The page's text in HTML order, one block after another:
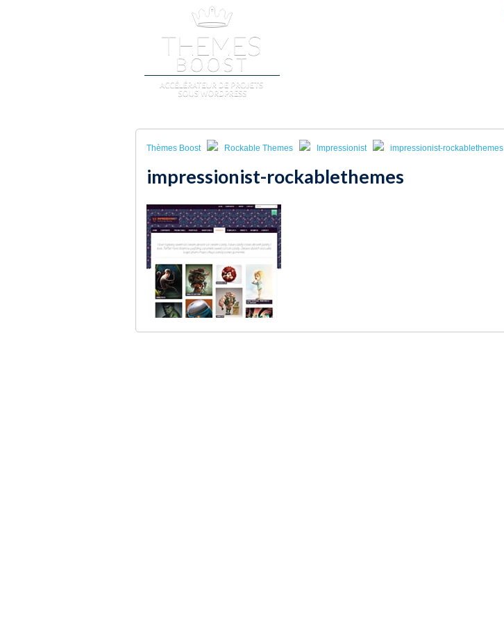
Thèmes Boost Rockable Themes Impressionist impressionist-rockablethemes
impressionist-rockablethemes